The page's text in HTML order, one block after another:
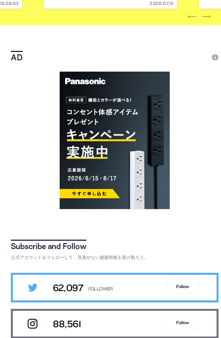
2026.07.31
公式アカウントをフォローして、見逃せない建築情報を受け取ろう。
62,097 Follow
88,561 Follow